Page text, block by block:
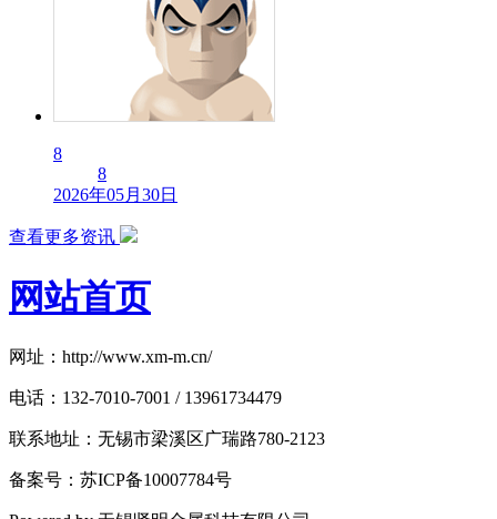
8
8
2026年05月30日
查看更多资讯
网站首页
网址：http://www.xm-m.cn/
电话：132-7010-7001 / 13961734479
联系地址：无锡市梁溪区广瑞路780-2123
备案号：苏ICP备10007784号